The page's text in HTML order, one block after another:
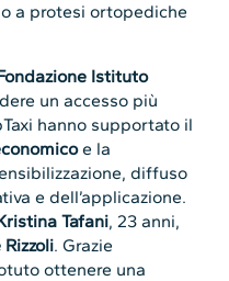
a protesi ortopediche
Istituto
un accesso più
hanno supportato il
e la
diffuso
e dell’applicazione.
Tafani, 23 anni,
. Grazie
ottenere una